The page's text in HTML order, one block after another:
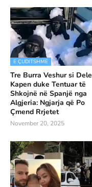
E ÇUDITSHME
Tre Burra Veshur si Dele
Kapen duke Tentuar të
Shkojnë në Spanjë nga
Algjeria: Ngjarja që Po
Çmend Rrjetet
November 20, 2025